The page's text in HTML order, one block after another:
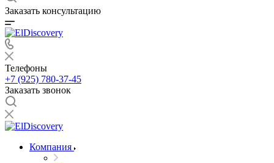
Заказать консультацию
Телефоны
+7 (925) 780-37-45
Заказать звонок
Компания